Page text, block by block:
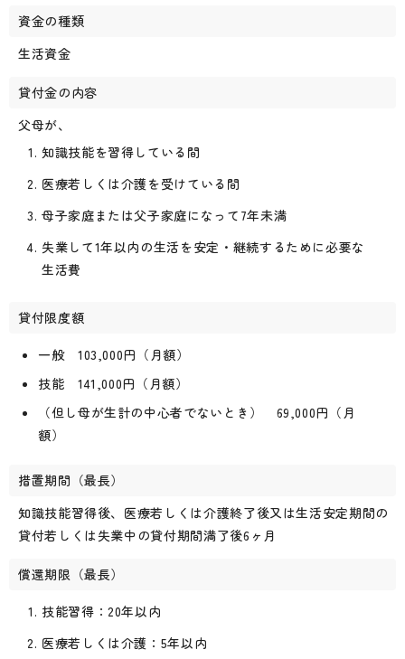
資金の種類
生活資金
貸付金の内容
父母が、
知識技能を習得している間
医療若しくは介護を受けている間
母子家庭または父子家庭になって7年未満
失業して1年以内の生活を安定・継続するために必要な
生活費
貸付限度額
一般 103,000円（月額）
技能 141,000円（月額）
（但し母が生計の中心者でないとき） 69,000円（月
額）
措置期間（最長）
知識技能習得後、医療若しくは介護終了後又は生活安定期間の
貸付若しくは失業中の貸付期間満了後6ヶ月
償還期限（最長）
技能習得：20年以内
医療若しくは介護：5年以内